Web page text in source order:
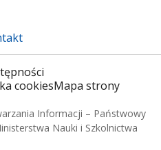
cookiesMapa strony
Informacji – Państwowy
Nauki i Szkolnictwa